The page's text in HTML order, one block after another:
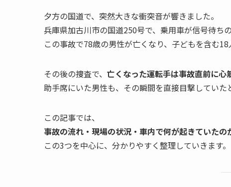
夕方の国道で、突然大きな衝突音が響きました。
兵庫県加古川市の国道250号で、乗用車が信号待ち
この事故で78歳の男性が亡くなり、子どもを含む18
その後の捜査で、 亡くなった運転手は事故直前に心
助手席にいた男性も、その瞬間を直接目撃していた
この記事では、
事故の流れ・現場の状況・車内で何が起きていたの
この3つを中心に、分かりやすく整理していきます。